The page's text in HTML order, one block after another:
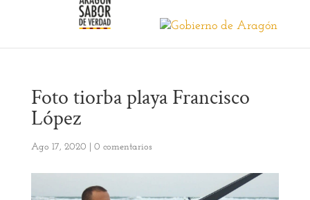
Foto tiorba playa Francisco
López
Ago 17, 2020 0 comentarios